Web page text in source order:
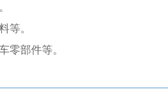
等。
零部件等。